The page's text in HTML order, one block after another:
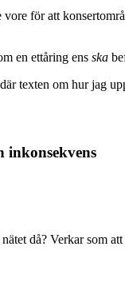
för att
en ettåring ens ska
texten om hur jag
inkonsekvens
då? Verkar som